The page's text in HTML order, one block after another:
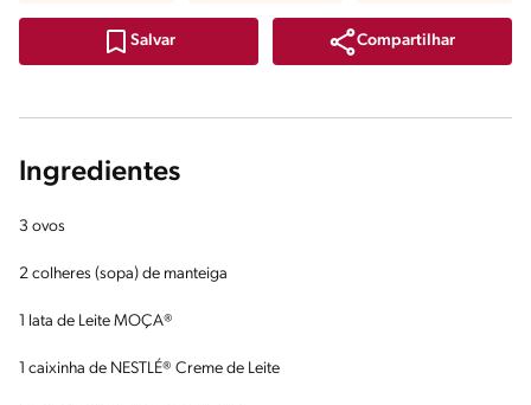
Salvar Compartilhar
Ingredientes
3 ovos
2 colheres (sopa) de manteiga
1 lata de Leite MOÇA®
1 caixinha de NESTLÉ® Creme de Leite